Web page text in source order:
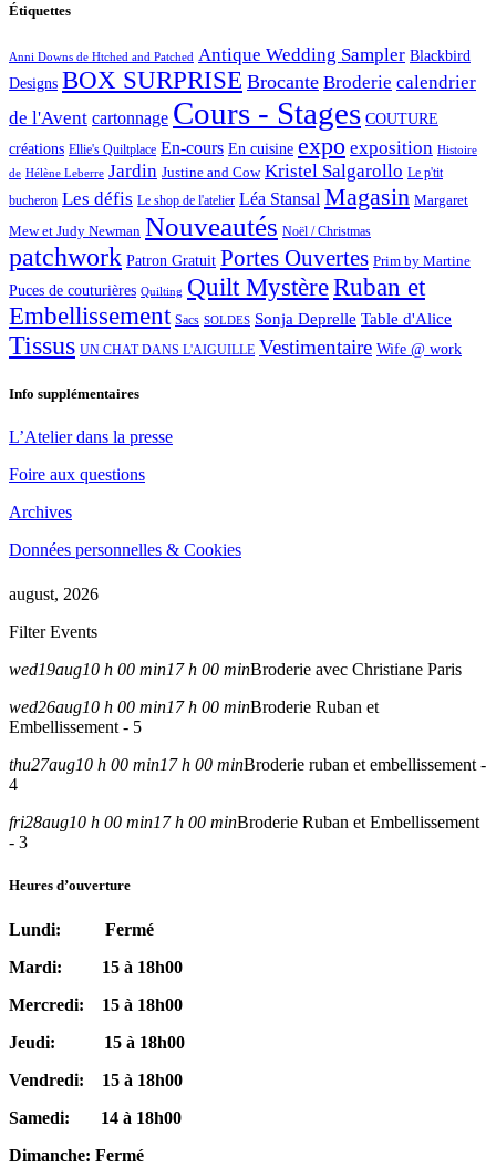
Étiquettes
Anni Downs de Htched and Patched Antique Wedding Sampler Blackbird
Designs BOX SURPRISE Brocante Broderie calendrier
de l'Avent cartonnage Cours - Stages COUTURE
créations Ellie's Quiltplace En-cours En cuisine expo exposition Histoire
de Hélène Leberre Jardin Justine and Cow Kristel Salgarollo Le p'tit
bucheron Les défis Le shop de l'atelier Léa Stansal Magasin Margaret
Mew et Judy Newman Nouveautés Noël / Christmas
patchwork Patron Gratuit Portes Ouvertes Prim by Martine
Puces de couturières Quilting Quilt MystèreRuban et
Embellissement Sacs SOLDES Sonja Deprelle Table d'Alice
Tissus UN CHAT DANS L'AIGUILLE Vestimentaire Wife @ work
Info supplémentaires
L’Atelier dans la presse
Foire aux questions
Archives
Données personnelles & Cookies
august, 2026
Filter Events
wed19aug10 h 00 min17 h 00 minBroderie avec Christiane Paris
wed26aug10 h 00 min17 h 00 minBroderie Ruban et
Embellissement - 5
thu27aug10 h 00 min17 h 00 minBroderie ruban et embellissement -
4
fri28aug10 h 00 min17 h 00 minBroderie Ruban et Embellissement
- 3
Heures d’ouverture
Lundi: Fermé
Mardi: 15 à 18h00
Mercredi: 15 à 18h00
Jeudi: 15 à 18h00
Vendredi: 15 à 18h00
Samedi: 14 à 18h00
Dimanche: Fermé